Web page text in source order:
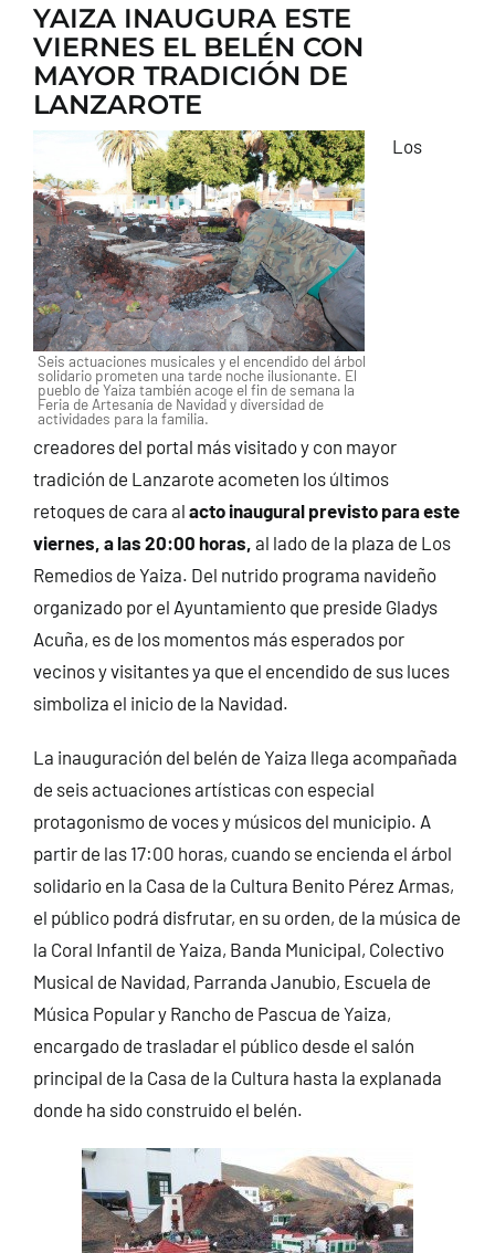
YAIZA INAUGURA ESTE
VIERNES EL BELÉN CON
MAYOR TRADICIÓN DE
LANZAROTE
Seis actuaciones musicales y el encendido del árbol
solidario prometen una tarde noche ilusionante. El
pueblo de Yaiza también acoge el fin de semana la
Feria de Artesanía de Navidad y diversidad de
actividades para la familia.
Los
creadores del portal más visitado y con mayor
tradición de Lanzarote acometen los últimos
retoques de cara al acto inaugural previsto para este
viernes, a las 20:00 horas, al lado de la plaza de Los
Remedios de Yaiza. Del nutrido programa navideño
organizado por el Ayuntamiento que preside Gladys
Acuña, es de los momentos más esperados por
vecinos y visitantes ya que el encendido de sus luces
simboliza el inicio de la Navidad.
La inauguración del belén de Yaiza llega acompañada
de seis actuaciones artísticas con especial
protagonismo de voces y músicos del municipio. A
partir de las 17:00 horas, cuando se encienda el árbol
solidario en la Casa de la Cultura Benito Pérez Armas,
el público podrá disfrutar, en su orden, de la música de
la Coral Infantil de Yaiza, Banda Municipal, Colectivo
Musical de Navidad, Parranda Janubio, Escuela de
Música Popular y Rancho de Pascua de Yaiza,
encargado de trasladar el público desde el salón
principal de la Casa de la Cultura hasta la explanada
donde ha sido construido el belén.